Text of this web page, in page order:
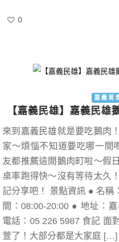
0
嘉義覓
【嘉義民雄】嘉義民雄
來到嘉義民雄就是要吃鵝肉
家～煩惱不知道要吃哪一間
友都推薦這間鵝肉町啦～假
桌率跑得快～沒有等待太久
記分享吧！ 景點資訊 ● 名稱
間：08:00-20:00 ● 地址：
電話：05 226 5987 食記 面
萱了！大部分都是大家庭 […]